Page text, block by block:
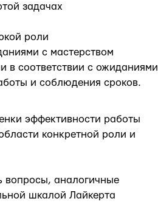
задачах
роли
с мастерством
в соответствии с ожиданиями
и соблюдения сроков.
эффективности работы
конкретной роли и
вопросы, аналогичные
шкалой Лайкерта